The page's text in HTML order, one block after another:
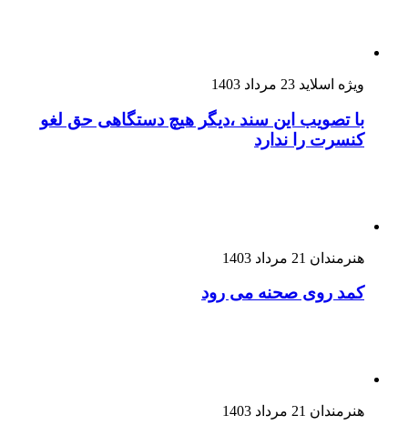
ویژه اسلاید 23 مرداد 1403
با تصویب این سند ،دیگر هیچ دستگاهی حق لغو
کنسرت را ندارد
هنرمندان 21 مرداد 1403
کمد روی صحنه می رود
هنرمندان 21 مرداد 1403